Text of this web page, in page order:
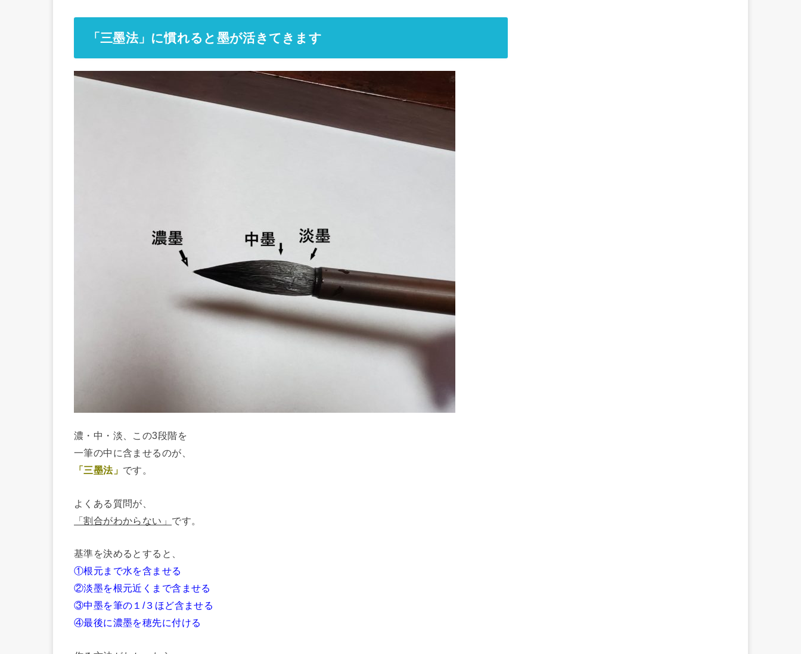
「三墨法」に慣れると墨が活きてきます
濃・中・淡、この3段階を
一筆の中に含ませるのが、
「三墨法」 です。
よくある質問が、
「割合がわからない」 です。
基準を決めるとすると、
①根元まで水を含ませる
②淡墨を根元近くまで含ませる
③中墨を筆の１/３ほど含ませる
④最後に濃墨を穂先に付ける